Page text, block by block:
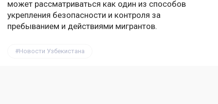
может рассматриваться как один из способов
укрепления безопасности и контроля за
пребыванием и действиями мигрантов.
Новости Узбекистана